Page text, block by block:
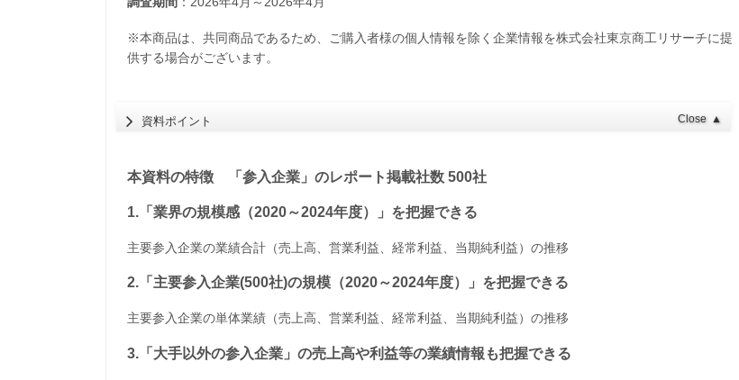
※本商品は、共同商品であるため、ご購入者様の個人情報を除く企業情報を株式会社東京商工リサーチに提
供する場合がございます。
資料ポイント Close ▲
本資料の特徴 「参入企業」のレポート掲載社数 500社
1.「業界の規模感（2020～2024年度）」を把握できる
主要参入企業の業績合計（売上高、営業利益、経常利益、当期純利益）の推移
2.「主要参入企業(500社)の規模（2020～2024年度）」を把握できる
主要参入企業の単体業績（売上高、営業利益、経常利益、当期純利益）の推移
3.「大手以外の参入企業」の売上高や利益等の業績情報も把握できる